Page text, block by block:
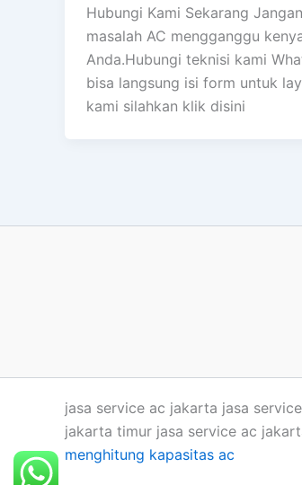
Hubungi Kami Sekarang
masalah AC mengganggu
Anda.Hubungi teknisi kami
bisa langsung isi form untuk
kami silahkan klik disini
jasa service ac jakarta jasa
jakarta timur jasa service ac
menghitung kapasitas ac